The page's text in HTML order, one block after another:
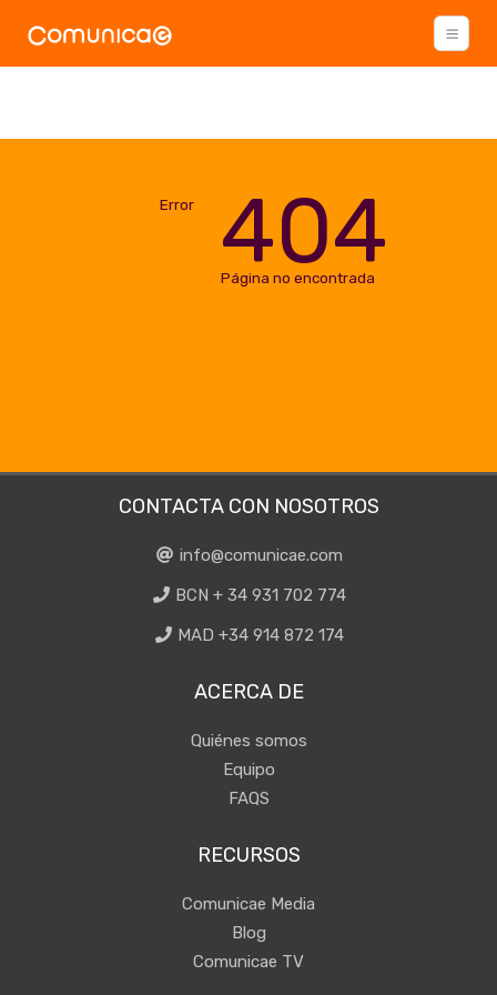
Error 404
Página no encontrada
CONTACTA CON NOSOTROS
info@comunicae.com
BCN + 34 931 702 774
MAD +34 914 872 174
ACERCA DE
Quiénes somos
Equipo
FAQS
RECURSOS
Comunicae Media
Blog
Comunicae TV